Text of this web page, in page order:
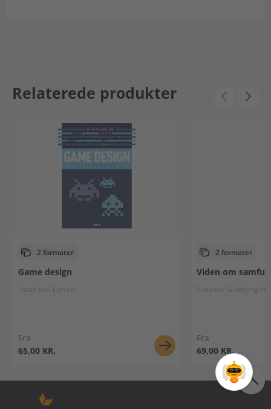
Relaterede produkter
2 formater
Game design
Lasse Juel Larsen
Fra
65,00 KR.
2 formater
Viden om
Suzanne Gudbjerg-
Fra
69,00 KR.